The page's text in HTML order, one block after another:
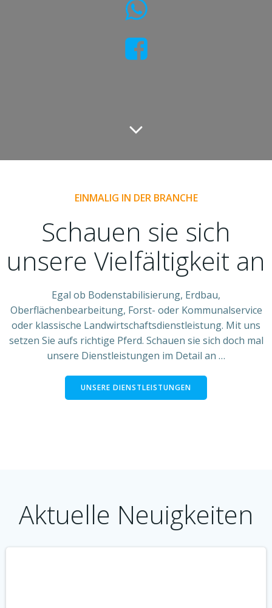
EINMALIG IN DER BRANCHE
Schauen sie sich
unsere Vielfältigkeit an
Egal ob Bodenstabilisierung, Erdbau,
Oberflächenbearbeitung, Forst- oder Kommunalservice
oder klassische Landwirtschaftsdienstleistung. Mit uns
setzen Sie aufs richtige Pferd. Schauen sie sich doch mal
unsere Dienstleistungen im Detail an …
UNSERE DIENSTLEISTUNGEN
Aktuelle Neuigkeiten